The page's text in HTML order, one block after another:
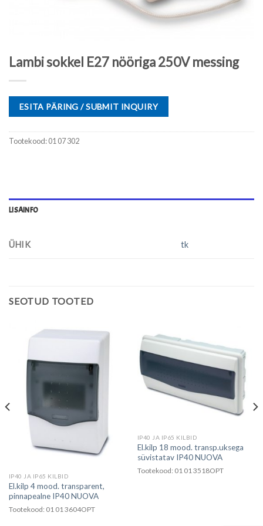
Lambi sokkel E27 nööriga 250V messing
ESITA PÄRING / SUBMIT INQUIRY
Tootekood:01 07 302
LISAINFO
ÜHIK tk
SEOTUD TOOTED
IP40 JA IP65 KILBID
El.kilp 4 mood. transparent,
pinnapealne IP40 NUOVA
Tootekood: 01 01 3604OPT
IP40 JA IP65 KILBID
El.kilp 18 mood. transp.uksega
süvistatav IP40 NUOVA
Tootekood: 01 01 3518OPT